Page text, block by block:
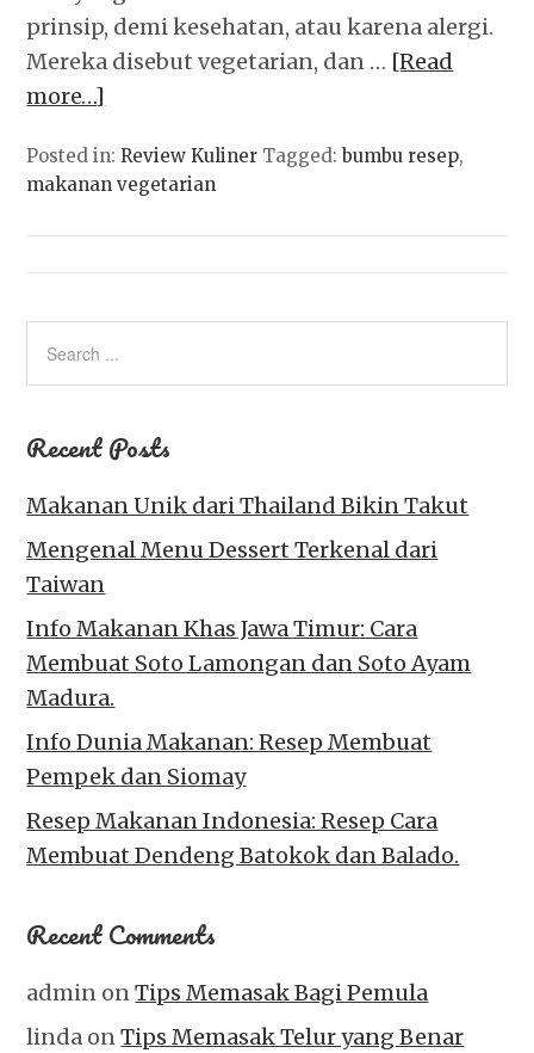
prinsip, demi kesehatan, atau karena alergi.
Mereka disebut vegetarian, dan … [Read
more…]
Posted in:Review Kuliner Tagged:bumbu resep,
makanan vegetarian
Recent Posts
Makanan Unik dari Thailand Bikin Takut
Mengenal Menu Dessert Terkenal dari
Taiwan
Info Makanan Khas Jawa Timur: Cara
Membuat Soto Lamongan dan Soto Ayam
Madura.
Info Dunia Makanan: Resep Membuat
Pempek dan Siomay
Resep Makanan Indonesia: Resep Cara
Membuat Dendeng Batokok dan Balado.
Recent Comments
admin onTips Memasak Bagi Pemula
linda onTips Memasak Telur yang Benar